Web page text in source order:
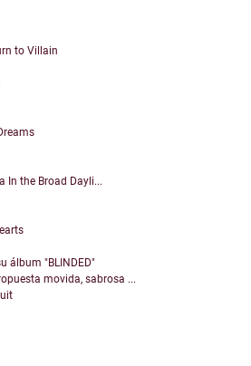
to Villain
In the Broad Dayli...
álbum "BLINDED"
movida, sabrosa ...